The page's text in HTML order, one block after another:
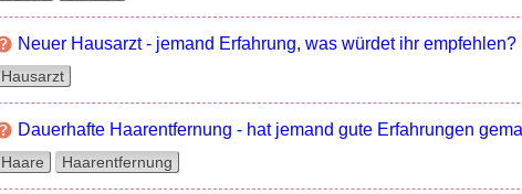
Neuer Hausarzt - jemand Erfahrung, was würdet ihr empfehlen?
Hausarzt
Dauerhafte Haarentfernung - hat jemand gute Erfahrungen
Haare Haarentfernung